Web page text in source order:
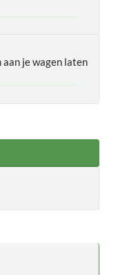
je wagen laten